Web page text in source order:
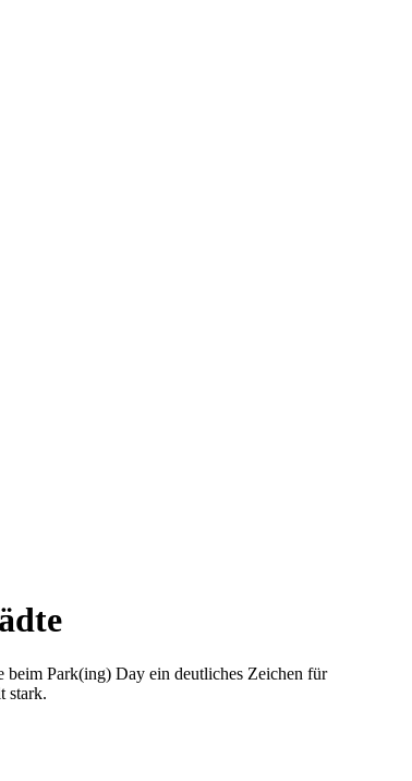
beim Park(ing) Day ein deutliches Zeichen für
stark.